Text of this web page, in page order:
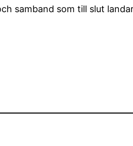
samband som till slut